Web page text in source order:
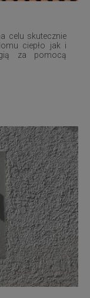
celu skutecznie
ciepło jak i
za pomocą